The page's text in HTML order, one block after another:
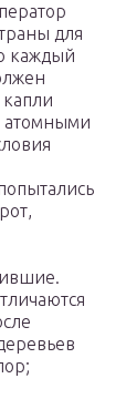
для
каждый
атомными